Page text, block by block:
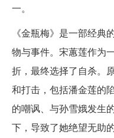
一。
《金瓶梅》是一部经典
物与事件。宋蕙莲作为
折，最终选择了自杀。
和打击，包括潘金莲的
的嘲讽、与孙雪娥发生
下，导致了她绝望无助